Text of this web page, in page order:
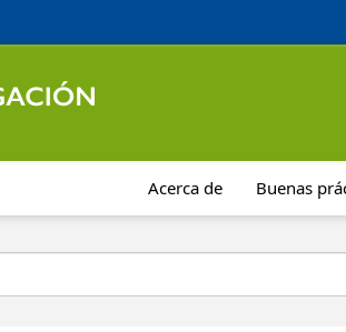
Acerca de Buenas